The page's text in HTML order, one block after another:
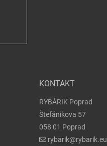
KONTAKT
RYBÁRIK Poprad
Štefánikova 57
058 01 Poprad
rybarik@rybarik.eu